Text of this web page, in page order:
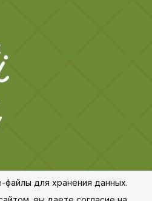
сайта
для хранения данных.